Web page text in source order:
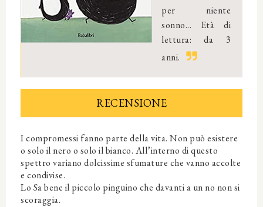
per niente
sonno... Età di
lettura: da 3
anni.
RECENSIONE
I compromessi fanno parte della vita. Non può esistere
o solo il nero o solo il bianco. All’interno di questo
spettro variano dolcissime sfumature che vanno accolte
e condivise.
Lo Sa bene il piccolo pinguino che davanti a un no non si
scoraggia.